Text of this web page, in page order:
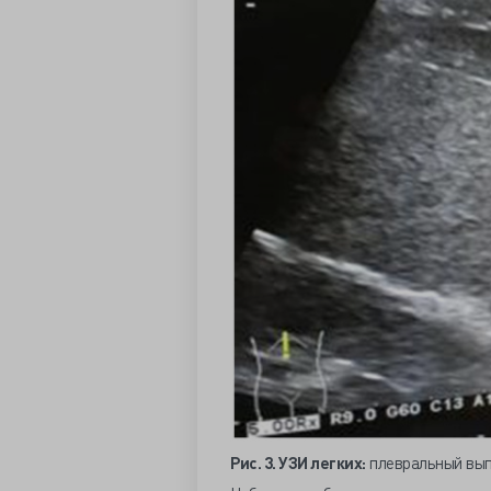
Рис. 3. УЗИ легких: плевральный